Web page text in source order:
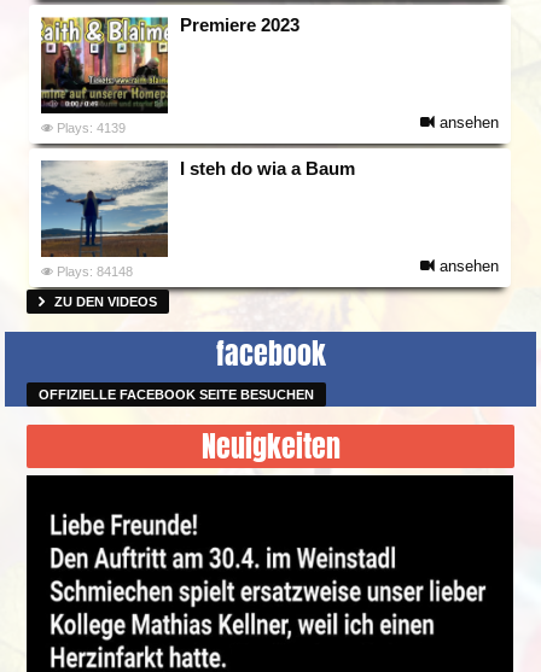
Premiere 2023
Plays: 4139 ansehen
I steh do wia a Baum
Plays: 84148 ansehen
ZU DEN VIDEOS
facebook
OFFIZIELLE FACEBOOK SEITE BESUCHEN
Neuigkeiten